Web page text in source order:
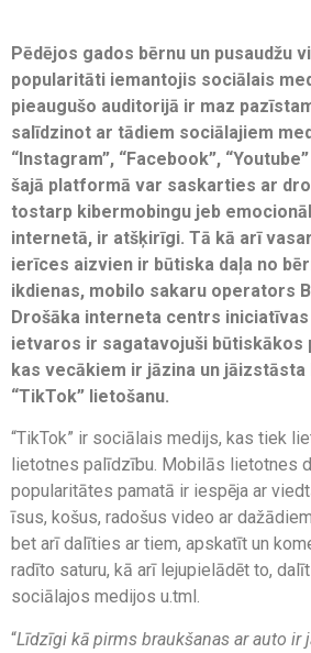
Pēdējos gados bērnu un pusaudžu
popularitāti iemantojis sociālais
pieaugušo auditorijā ir maz
salīdzinot ar tādiem sociālajiem
“Instagram”, “Facebook”,
šajā platformā var saskarties ar
tostarp kibermobingu jeb
internetā, ir atšķirīgi. Tā kā arī
ierīces aizvien ir būtiska daļa no
ikdienas, mobilo sakaru operators
Drošāka interneta centrs iniciatīvas
ietvaros ir sagatavojuši būtiskākos
kas vecākiem ir jāzina un
“TikTok” lietošanu.
“TikTok” ir sociālais medijs, kas tiek
lietotnes palīdzību. Mobilās lietotnes
popularitātes pamatā ir iespēja ar
īsus, košus, radošus video ar
bet arī dalīties ar tiem, apskatīt un
radīto saturu, kā arī lejupielādēt to,
sociālajos medijos u.tml.
“Līdzīgi kā pirms braukšanas ar auto ir